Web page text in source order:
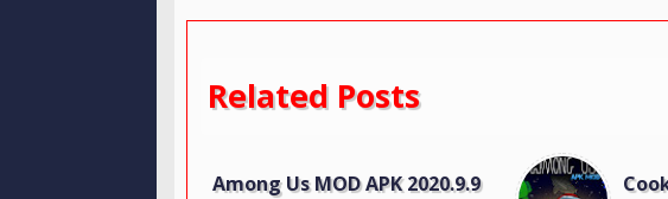
Related Posts
Among Us MOD APK 2020.9.9